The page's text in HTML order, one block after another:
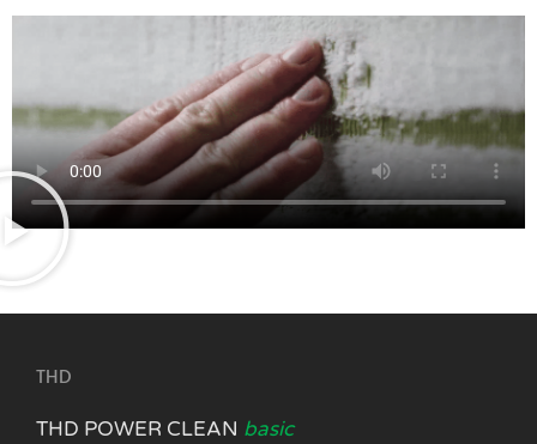
THD
THD POWER CLEAN basic